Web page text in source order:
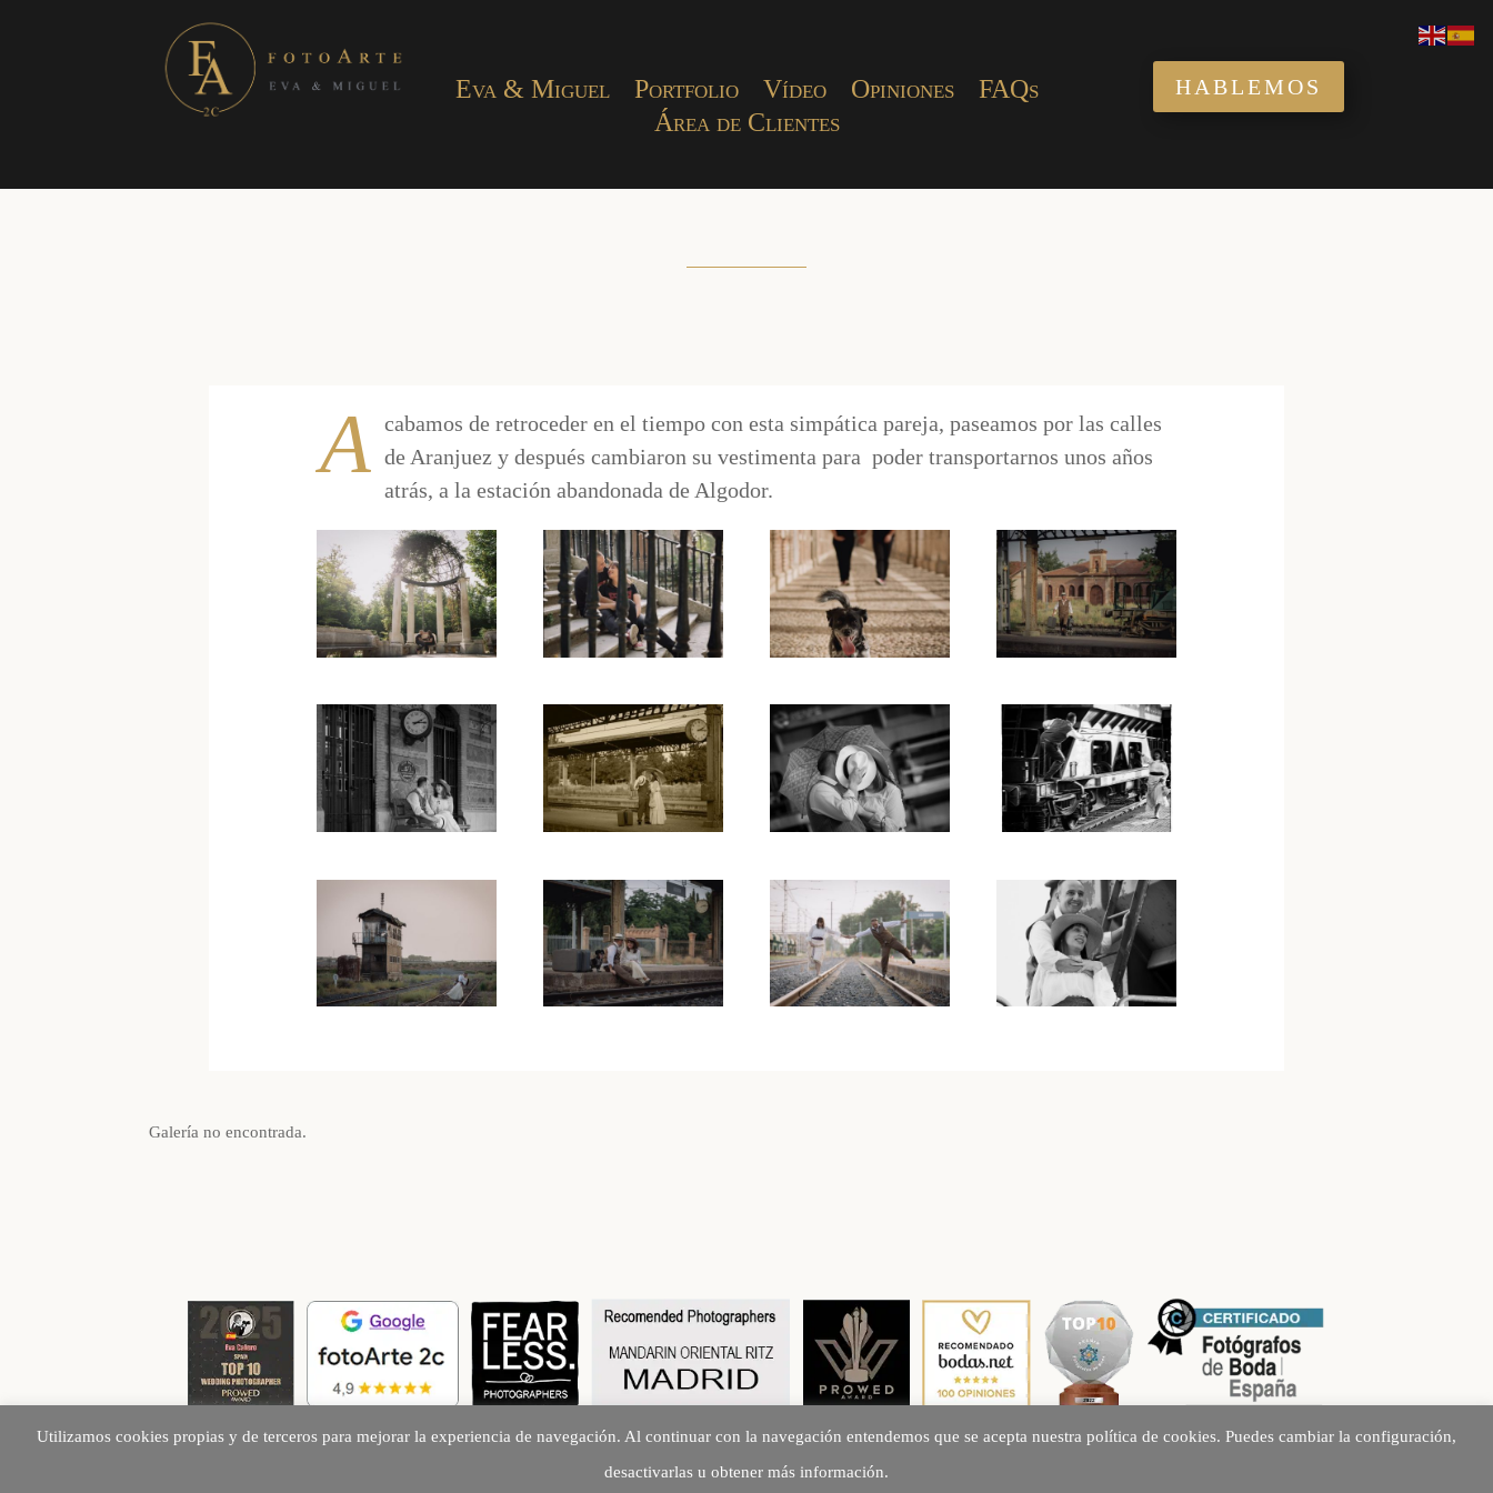
Eva & Miguel Portfolio Vídeo Opiniones
FAQs
Área de Clientes
HABLEMOS
A cabamos de retroceder en el tiempo con esta simpática pareja, paseamos por las calles
de Aranjuez y después cambiaron su vestimenta para poder transportarnos unos años
atrás, a la estación abandonada de Algodor.
Galería no encontrada.
Utilizamos cookies propias y de terceros para mejorar la experiencia de navegación. Al continuar con la navegación entendemos que se acepta nuestra política de cookies. Puedes cambiar la configuración,
desactivarlas u obtener más información.